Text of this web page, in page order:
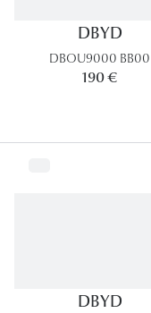
DBYD
DBOU9000 BB00
190 €
DBYD